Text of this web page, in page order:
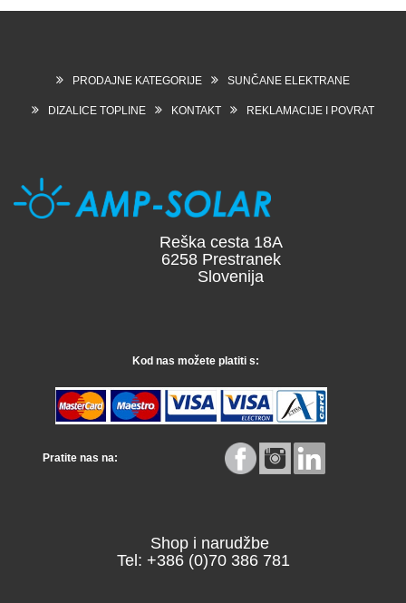
PRODAJNE KATEGORIJE SUNČANE ELEKTRANE
DIZALICE TOPLINE KONTAKT REKLAMACIJE I POVRAT
Reška cesta 18A
6258 Prestranek
Slovenija
Kod nas možete platiti s:
Pratite nas na:
Shop i narudžbe
Tel: +386 (0)70 386 781